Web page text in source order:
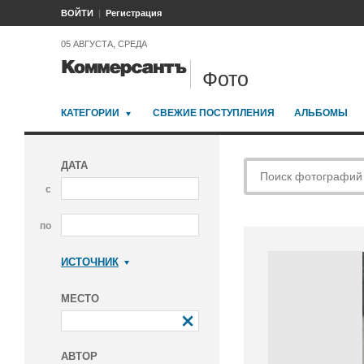
ВОЙТИ Регистрация
05 АВГУСТА, СРЕДА
Фото
КАТЕГОРИИ СВЕЖИЕ ПОСТУПЛЕНИЯ АЛЬБОМЫ
ДАТА
с
по
ИСТОЧНИК
МЕСТО
АВТОР